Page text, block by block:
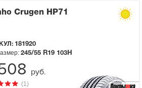
Crugen HP71
181920
(1)
245/55 R19 103H
руб.